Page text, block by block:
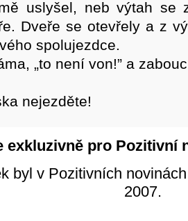
uslyšel, neb výtah se
Dveře se otevřely a z
spolujezdce.
„to není von!” a
nejezděte!
exkluzivně pro Pozitivní
byl v Pozitivních
2007.